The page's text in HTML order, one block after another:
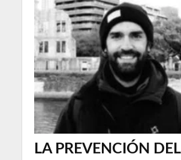
LA PREVENCIÓN DEL